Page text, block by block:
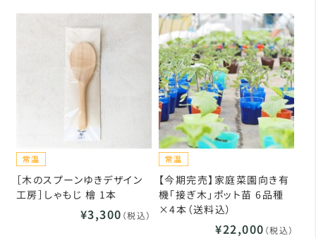
［木のスプーンゆきデザイン
工房］しゃもじ 檜 1本
¥3,300 （税込）
【今期完売】家庭菜園向き有
機「接ぎ木」ポット苗 6品種
×4本（送料込）
¥22,000 （税込）